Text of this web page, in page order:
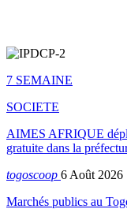
7 SEMAINE
SOCIETE
AIMES AFRIQUE
gratuite dans la
togoscoop 6 Août 2026
Marchés publics au